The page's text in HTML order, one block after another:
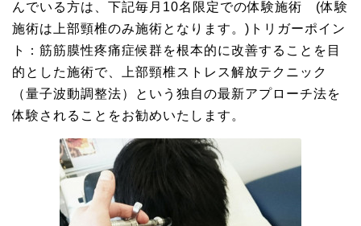
んでいる方は、下記毎月10名限定での体験施術 (体験
施術は上部頸椎のみ施術となります。)トリガーポイン
ト：筋筋膜性疼痛症候群を根本的に改善することを目
的とした施術で、上部頸椎ストレス解放テクニック
（量子波動調整法）という独自の最新アプローチ法を
体験されることをお勧めいたします。